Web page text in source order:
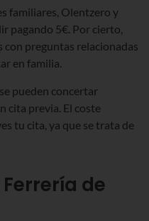
familiares, Olentzero y
pagando 5€. Por cierto,
con preguntas relacionadas
en familia.
pueden concertar
cita previa. El coste
tu cita, ya que se trata de
de